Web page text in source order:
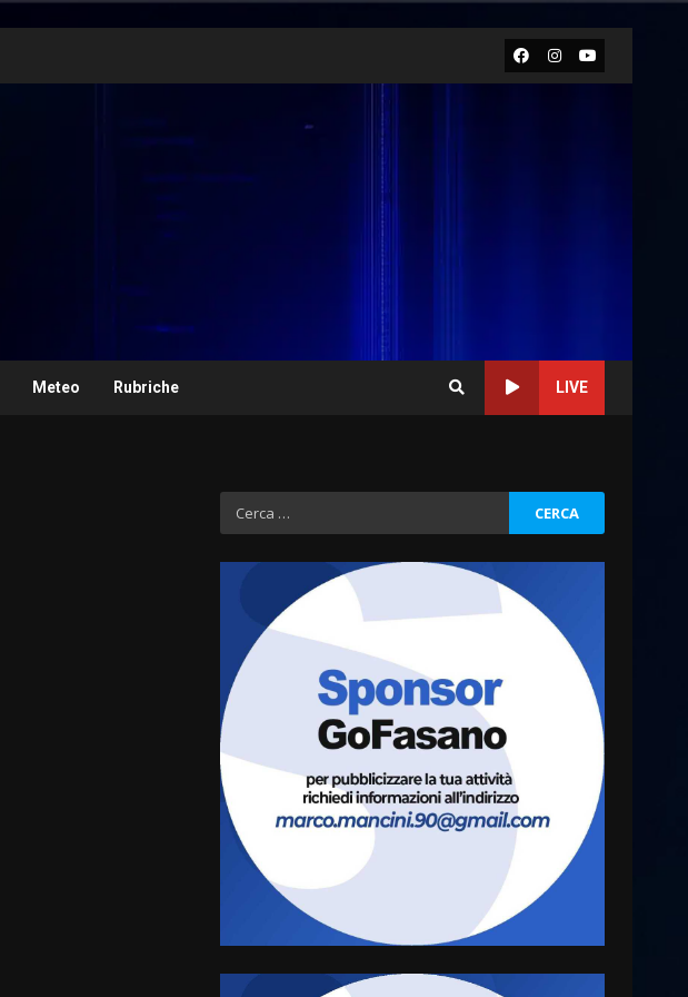
Facebook
Instagram
Youtube
Meteo Rubriche LIVE
Ricerca
per:
Politiche Giovanili e Mobilità
studenti universitari del
bando “La strada giusta”
8 Agosto 2026 07:15
4
“I Contestatori: Musica di
Rivoluzione”: nuovo
appuntamento con “Fasano in
Banda”
7 Agosto 2026 06:05
5
US Fasano, Scianaro:
“Profonda amarezza per
esclusione dal campionato di
7 Agosto 2026 06:00